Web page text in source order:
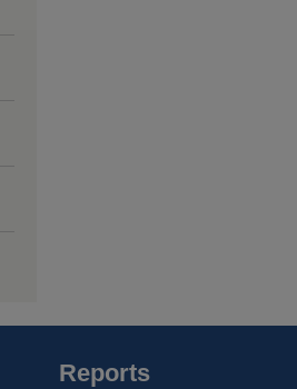
Reports